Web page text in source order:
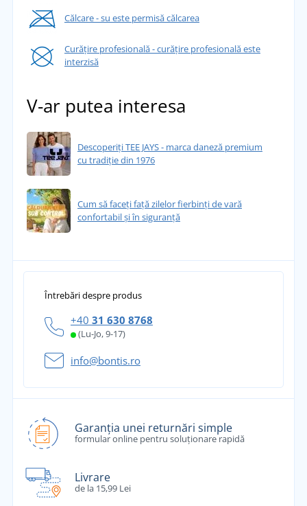
Călcare - su este permisă călcarea
Curățire profesională - curățire profesională este
interzisă
V-ar putea interesa
Descoperiți TEE JAYS - marca daneză premium
cu tradiție din 1976
Cum să faceți față zilelor fierbinți de vară
confortabil și în siguranță
Întrebări despre produs
+40 31 630 8768
(Lu-Jo, 9-17)
info@bontis.ro
Garanția unei returnări simple
formular online pentru soluționare rapidă
Livrare
de la 15,99 Lei